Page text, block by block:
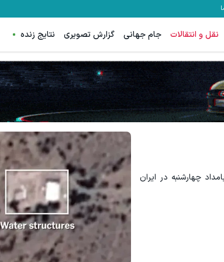
نقل و انتقالات جام جهانی گزارش تصویری نتایج زنده
چهارشنبه در ایران